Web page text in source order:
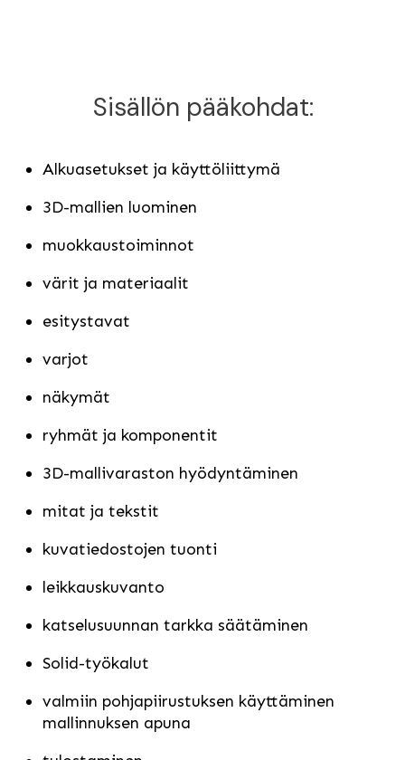
Sisällön pääkohdat:
Alkuasetukset ja käyttöliittymä
3D-mallien luominen
muokkaustoiminnot
värit ja materiaalit
esitystavat
varjot
näkymät
ryhmät ja komponentit
3D-mallivaraston hyödyntäminen
mitat ja tekstit
kuvatiedostojen tuonti
leikkauskuvanto
katselusuunnan tarkka säätäminen
Solid-työkalut
valmiin pohjapiirustuksen käyttäminen
mallinnuksen apuna